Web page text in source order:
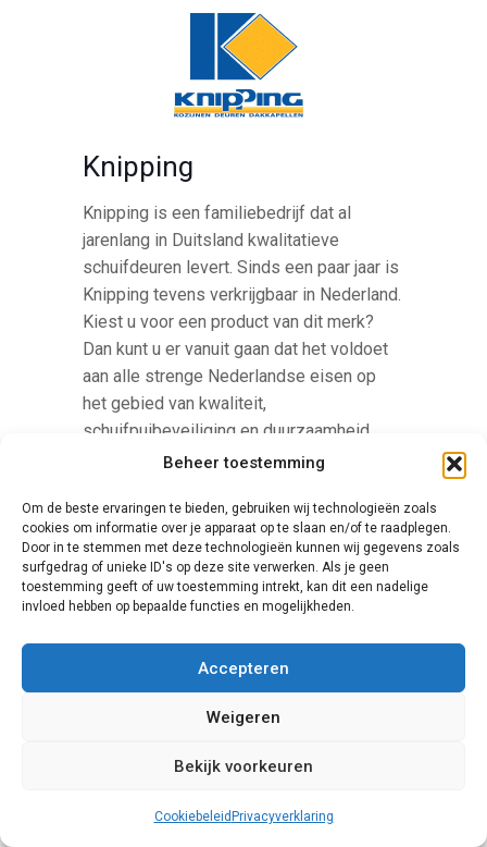
Beheer toestemming
Om de beste ervaringen te bieden, gebruiken wij technologieën zoals
cookies om informatie over je apparaat op te slaan en/of te raadplegen.
Door in te stemmen met deze technologieën kunnen wij gegevens zoals
surfgedrag of unieke ID's op deze site verwerken. Als je geen
toestemming geeft of uw toestemming intrekt, kan dit een nadelige
invloed hebben op bepaalde functies en mogelijkheden.
Accepteren
Weigeren
Bekijk voorkeuren
Cookiebeleid Privacyverklaring
Knipping
Knipping is een familiebedrijf dat al
jarenlang in Duitsland kwalitatieve
schuifdeuren levert. Sinds een paar jaar is
Knipping tevens verkrijgbaar in Nederland.
Kiest u voor een product van dit merk?
Dan kunt u er vanuit gaan dat het voldoet
aan alle strenge Nederlandse eisen op
het gebied van kwaliteit,
schuifpuibeveiliging en duurzaamheid.
Finstral liggen relatief hoog, maar bij dit
merk krijgt u zeker waar voor u geld.
verschillende producten. Als u op zoek